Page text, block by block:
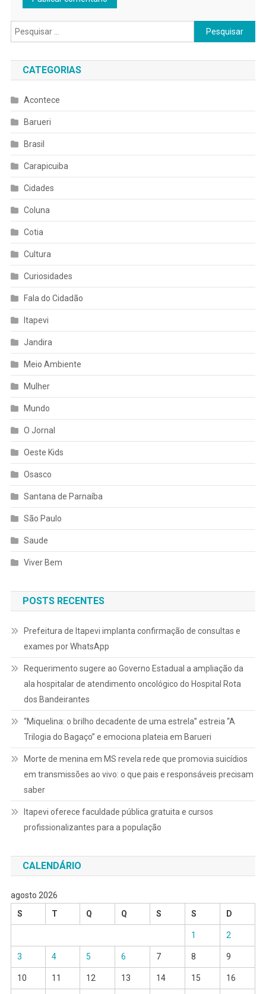
Pesquisar
por:
CATEGORIAS
Acontece
Barueri
Brasil
Carapicuiba
Cidades
Coluna
Cotia
Cultura
Curiosidades
Fala do Cidadão
Itapevi
Jandira
Meio Ambiente
Mulher
Mundo
O Jornal
Oeste Kids
Osasco
Santana de Parnaíba
São Paulo
Saude
Viver Bem
POSTS RECENTES
Prefeitura de Itapevi implanta confirmação de consultas e
exames por WhatsApp
Requerimento sugere ao Governo Estadual a ampliação da
ala hospitalar de atendimento oncológico do Hospital Rota
dos Bandeirantes
“Miquelina: o brilho decadente de uma estrela” estreia “A
Trilogia do Bagaço” e emociona plateia em Barueri
Morte de menina em MS revela rede que promovia suicídios
em transmissões ao vivo: o que pais e responsáveis precisam
saber
Itapevi oferece faculdade pública gratuita e cursos
profissionalizantes para a população
CALENDÁRIO
agosto 2026
S
T Q Q S S D
1 2
3 4 5 6 7 8 9
10 11 12 13 14 15 16